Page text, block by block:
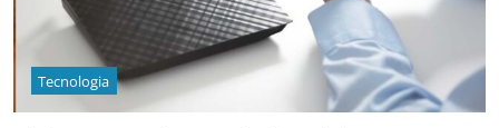
Tecnologia